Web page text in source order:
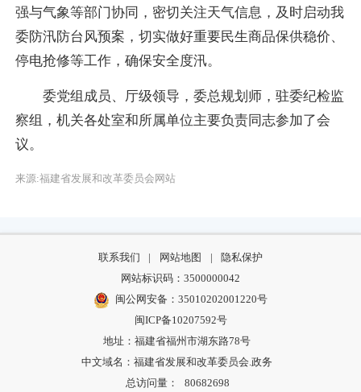
强与气象等部门协同，密切关注天气信息，及时启动我
委防汛防台风预案，切实做好重要民生商品保供稳价、
停电抢修等工作，确保安全度汛。
委党组成员、厅级领导，委总规划师，驻委纪检监
察组，机关各处室和所属单位主要负责同志参加了会
议。
来源:福建省发展和改革委员会网站
联系我们 | 网站地图 |
隐私保护
网站标识码：3500000042
闽公网安备：35010202001220号
闽ICP备10207592号
地址：福建省福州市湖东路78号
中文域名：福建省发展和改革委员会.政务
总访问量：
80682698